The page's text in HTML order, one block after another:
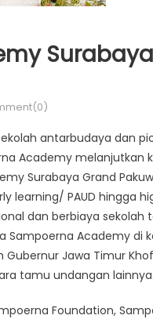
antarbudaya dan
Academy
Surabaya Grand
learning/ PAUD hingga
dan berbiaya sekolah
Sampoerna Academy di
Jawa Timur
tamu undangan lainnya.
Foundation,